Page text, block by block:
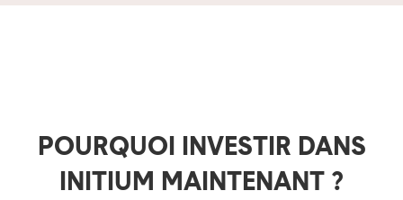
POURQUOI INVESTIR DANS
INITIUM MAINTENANT ?